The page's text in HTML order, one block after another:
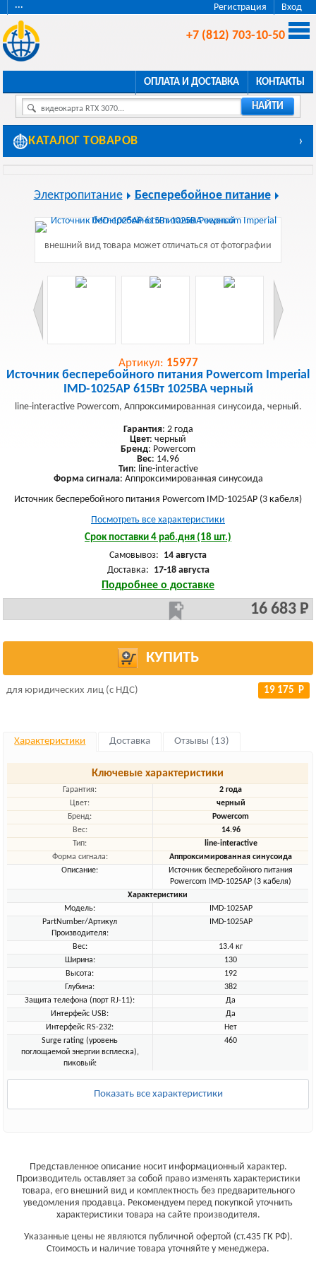
Регистрация Вход
···
+7 (812) 703-10-50
ОПЛАТА И ДОСТАВКА КОНТАКТЫ
видеокарта RTX 3070... НАЙТИ
КАТАЛОГ ТОВАРОВ ›
Электропитание Бесперебойное питание
внешний вид товара может отличаться от фотографии
Артикул: 15977
Источник бесперебойного питания Powercom Imperial
IMD-1025AP 615Вт 1025ВА черный
line-interactive Powercom, Аппроксимированная синусоида, черный.
Гарантия: 2 года
Цвет: черный
Бренд: Powercom
Вес: 14.96
Тип: line-interactive
Форма сигнала: Аппроксимированная синусоида
Источник бесперебойного питания Powercom IMD-1025AP (3 кабеля)
Посмотреть все характеристики
Срок поставки 4 раб.дня (18 шт.)
Самовывоз: 14 августа
Доставка: 17-18 августа
Подробнее о доставке
16 683 Р
КУПИТЬ
для юридических лиц (с НДС) 19 175 Р
Характеристики Доставка Отзывы (13)
Ключевые характеристики
Гарантия:
2 года
Цвет:
черный
Бренд:
Powercom
Вес:
14.96
Тип:
line-interactive
Форма сигнала:
Аппроксимированная синусоида
Описание:
Источник бесперебойного питания
Powercom IMD-1025AP (3 кабеля)
Характеристики
Модель:
IMD-1025AP
PartNumber/Артикул
Производителя:
IMD-1025AP
Вес:
13.4 кг
Ширина:
130
Высота:
192
Глубина:
382
Защита телефона (порт RJ-11):
Да
Интерфейс USB:
Да
Интерфейс RS-232:
Нет
Surge rating (уровень
поглощаемой энергии всплеска),
пиковый:
460
Показать все характеристики
Представленное описание носит информационный характер.
Производитель оставляет за собой право изменять характеристики
товара, его внешний вид и комплектность без предварительного
уведомления продавца. Рекомендуем перед покупкой уточнить
характеристики товара на сайте производителя.
Указанные цены не являются публичной офертой (ст.435 ГК РФ).
Стоимость и наличие товара уточняйте у менеджера.